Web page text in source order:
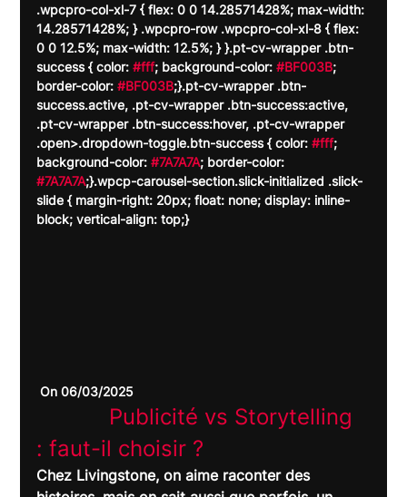
.wpcpro-col-xl-7 { flex: 0 0 14.28571428%; max-width:
14.28571428%; } .wpcpro-row .wpcpro-col-xl-8 { flex:
0 0 12.5%; max-width: 12.5%; } }.pt-cv-wrapper .btn-
success { color: #fff; background-color: #BF003B;
border-color: #BF003B;}.pt-cv-wrapper .btn-
success.active, .pt-cv-wrapper .btn-success:active,
.pt-cv-wrapper .btn-success:hover, .pt-cv-wrapper
.open>.dropdown-toggle.btn-success { color: #fff;
background-color: #7A7A7A; border-color:
#7A7A7A;}.wpcp-carousel-section.slick-initialized .slick-
slide { margin-right: 20px; float: none; display: inline-
block; vertical-align: top;}
On 06/03/2025
Chez Livingstone, on aime raconter des